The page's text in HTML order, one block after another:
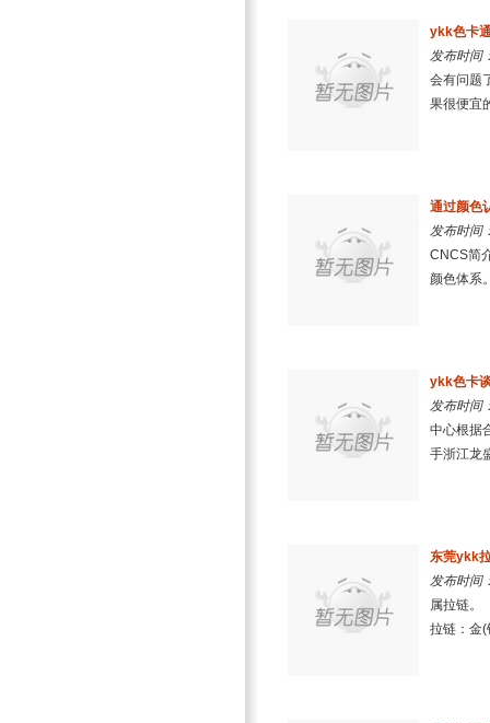
ykk色卡
发布时间
会有问题
果很便宜
通过颜色
发布时间
CNCS简
颜色体系
ykk色卡
发布时间
中心根据
手浙江龙
东莞ykk
发布时间
属拉链
拉链：金(